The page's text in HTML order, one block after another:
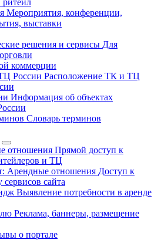
ритейл
Мероприятия, конференции,
выставки
решения и сервисы Для
коммерции
России Расположение ТК и ТЦ
Информация об объектах
Словарь терминов
отношения Прямой доступ к
и ТЦ
Арендные отношения Доступ к
сайта
Выявление потребности в аренде
Реклама, баннеры, размещение
о портале